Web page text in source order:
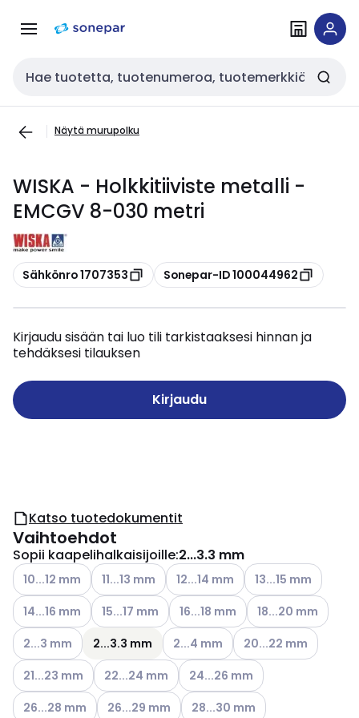
navigointiinsisältöön
Haku
Näytä murupolku
WISKA - Holkkitiiviste metalli -
EMCGV 8-030 metri
Kopioi
Sähkönro 1707353 Kopioi
Sonepar-ID 100044962
Kirjaudu sisään tai luo tili tarkistaaksesi hinnan ja
tehdäksesi tilauksen
Kirjaudu
Katso tuotedokumentit
Vaihtoehdot
Sopii kaapelihalkaisijoille:2...3.3 mm
Katso käytettävissä olevat vaihtoehdot
10...12 mm Katso käytettävissä olevat vaihtoehdot
11...13 mm Katso käytettävissä olevat
12...14 mm Katso
13...15 mm
Katso käytettävissä olevat vaihtoehdot
14...16 mm Katso käytettävissä olevat vaihtoehdot
15...17 mm Katso käytettävissä olevat
16...18 mm Katso
18...20 mm
Katso käytettävissä olevat vaihtoehdot
2...3 mm 2...3.3 mm Katso käytettävissä olevat
2...4 mm Katso käytettävissä
20...22 mm
Katso käytettävissä olevat vaihtoehdot
21...23 mm Katso käytettävissä olevat vaihtoehdot
22...24 mm Katso käytettävissä olevat
24...26 mm
Katso käytettävissä olevat vaihtoehdot
26...28 mm Katso käytettävissä olevat vaihtoehdot
26...29 mm Katso käytettävissä olevat
28...30 mm